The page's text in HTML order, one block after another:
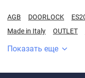
AGB DOORLOCK
Made in Italy
OUTLET
Показать еще